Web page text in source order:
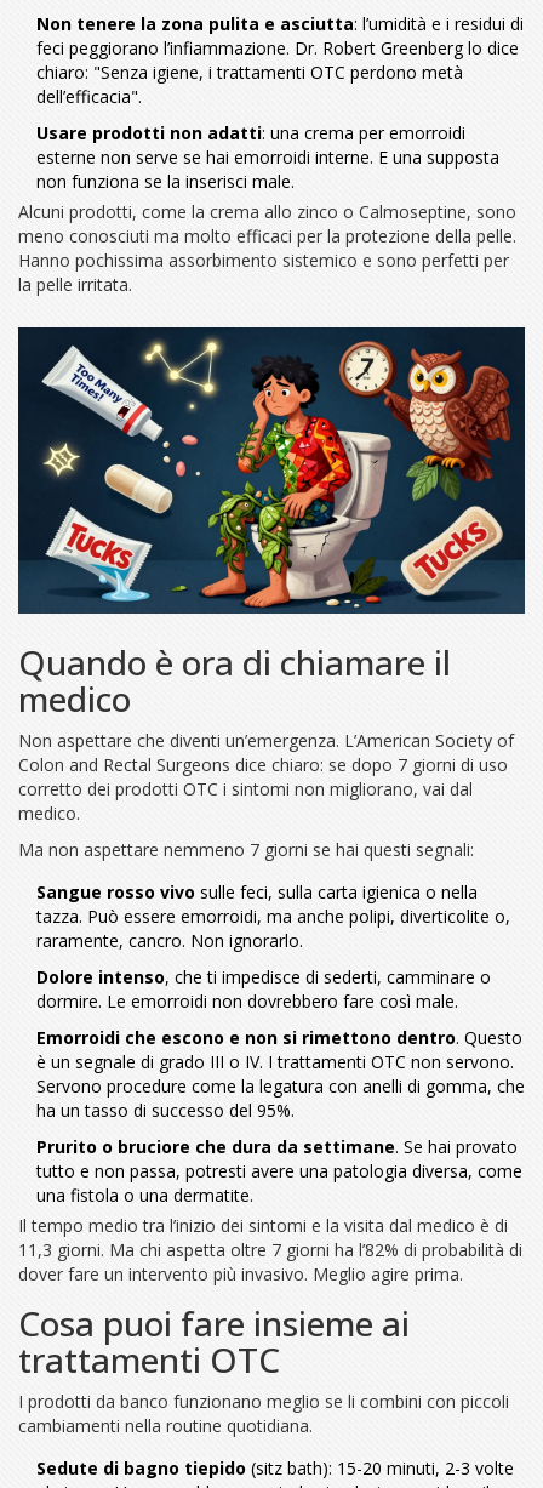
Non tenere la zona pulita e asciutta: l’umidità e i residui di
feci peggiorano l’infiammazione. Dr. Robert Greenberg lo dice
chiaro: "Senza igiene, i trattamenti OTC perdono metà
dell’efficacia".
Usare prodotti non adatti: una crema per emorroidi
esterne non serve se hai emorroidi interne. E una supposta
non funziona se la inserisci male.
Alcuni prodotti, come la crema allo zinco o Calmoseptine, sono
meno conosciuti ma molto efficaci per la protezione della pelle.
Hanno pochissima assorbimento sistemico e sono perfetti per
la pelle irritata.
Quando è ora di chiamare il
medico
Non aspettare che diventi un’emergenza. L’American Society of
Colon and Rectal Surgeons dice chiaro: se dopo 7 giorni di uso
corretto dei prodotti OTC i sintomi non migliorano, vai dal
medico.
Ma non aspettare nemmeno 7 giorni se hai questi segnali:
Sangue rosso vivo sulle feci, sulla carta igienica o nella
tazza. Può essere emorroidi, ma anche polipi, diverticolite o,
raramente, cancro. Non ignorarlo.
Dolore intenso, che ti impedisce di sederti, camminare o
dormire. Le emorroidi non dovrebbero fare così male.
Emorroidi che escono e non si rimettono dentro. Questo
è un segnale di grado III o IV. I trattamenti OTC non servono.
Servono procedure come la legatura con anelli di gomma, che
ha un tasso di successo del 95%.
Prurito o bruciore che dura da settimane. Se hai provato
tutto e non passa, potresti avere una patologia diversa, come
una fistola o una dermatite.
Il tempo medio tra l’inizio dei sintomi e la visita dal medico è di
11,3 giorni. Ma chi aspetta oltre 7 giorni ha l’82% di probabilità di
dover fare un intervento più invasivo. Meglio agire prima.
Cosa puoi fare insieme ai
trattamenti OTC
I prodotti da banco funzionano meglio se li combini con piccoli
cambiamenti nella routine quotidiana.
Sedute di bagno tiepido (sitz bath): 15-20 minuti, 2-3 volte